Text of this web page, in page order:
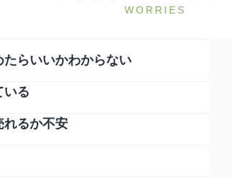
WORRIES
らいいかわからない
いる
れるか不安